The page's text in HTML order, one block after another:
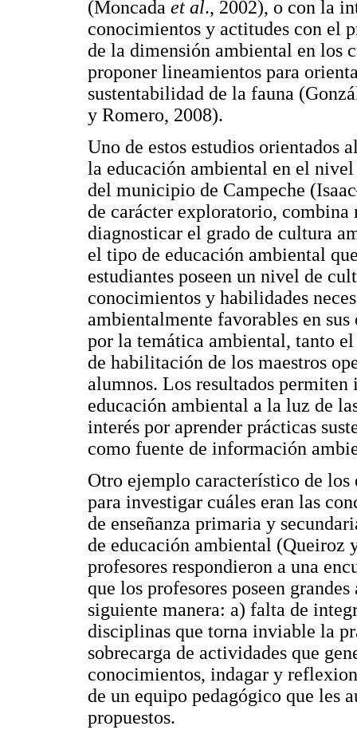
(Moncada et al., 2002), o con la
conocimientos y actitudes con el
de la dimensión ambiental en los
proponer lineamientos para
sustentabilidad de la fauna
y Romero, 2008).
Uno de estos estudios orientados
la educación ambiental en el
del municipio de Campeche
de carácter exploratorio,
diagnosticar el grado de cultura
el tipo de educación ambiental
estudiantes poseen un nivel de
conocimientos y habilidades
ambientalmente favorables en
por la temática ambiental, tanto
de habilitación de los maestros
alumnos. Los resultados
educación ambiental a la luz de
interés por aprender prácticas
como fuente de información
Otro ejemplo característico de los
para investigar cuáles eran las
de enseñanza primaria y
de educación ambiental (Queiroz
profesores respondieron a una
que los profesores poseen
siguiente manera: a) falta de
disciplinas que torna inviable la
sobrecarga de actividades que
conocimientos, indagar y
de un equipo pedagógico que les
propuestos.